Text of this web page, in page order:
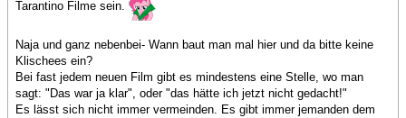
Tarantino Filme sein.
Naja und ganz nebenbei- Wann baut man mal hier und da bitte keine
Klischees ein?
Bei fast jedem neuen Film gibt es mindestens eine Stelle, wo man
sagt: "Das war ja klar", oder "das hätte ich jetzt nicht gedacht!"
Es lässt sich nicht immer vermeinden. Es gibt immer jemanden dem